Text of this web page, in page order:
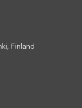
Finland